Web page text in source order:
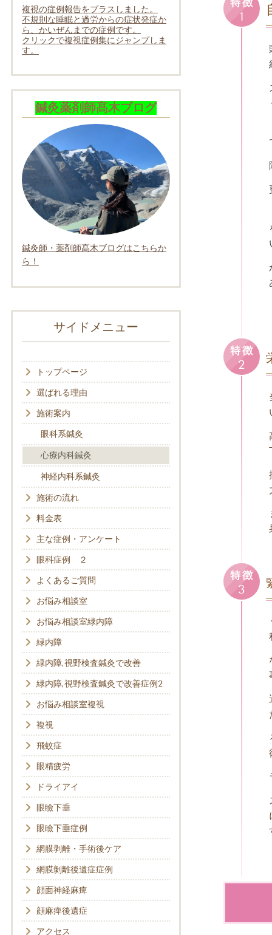
複視の症例報告をプラスしました。
不規則な睡眠と過労からの症状発症か
ら、かいぜんまでの症例です。
クリックで複視症例集にジャンプしま
す。
鍼灸薬剤師髙木ブログ
鍼灸師・薬剤師髙木ブログはこちらか
ら！
サイドメニュー
トップページ
選ばれる理由
施術案内
眼科系鍼灸
心療内科鍼灸
神経内科系鍼灸
施術の流れ
料金表
主な症例・アンケート
眼科症例 ２
よくあるご質問
お悩み相談室
お悩み相談室緑内障
緑内障
緑内障,視野検査鍼灸で改善
緑内障,視野検査鍼灸で改善症例2
お悩み相談室複視
複視
飛蚊症
眼精疲労
ドライアイ
眼瞼下垂
眼瞼下垂症例
網膜剥離・手術後ケア
網膜剝離後遺症症例
顔面神経麻痺
顔麻痺後遺症
アクセス